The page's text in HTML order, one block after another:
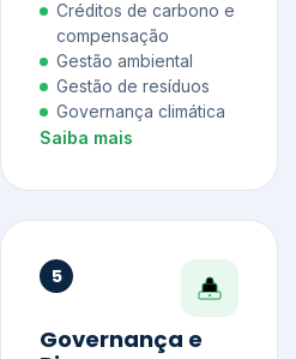
Créditos de carbono e
compensação
Gestão ambiental
Gestão de resíduos
Governança climática
Saiba mais
5
Governança e